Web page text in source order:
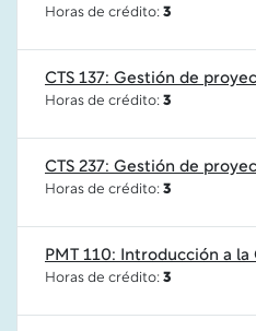
Horas de crédito: 3
CTS 137: Gestión de
Horas de crédito: 3
CTS 237: Gestión de
Horas de crédito: 3
PMT 110: Introducción a
Horas de crédito: 3